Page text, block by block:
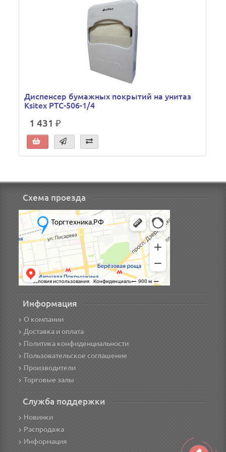
Диспенсер бумажных покрытий на унитаз
Ksitex PTC-506-1/4
1 431 ₽
Схема проезда
Информация
О компании
Доставка и оплата
Политика конфиденциальности
Пользовательское соглашение
Производители
Торговые залы
Служба поддержки
Новинки
Распродажа
Информация